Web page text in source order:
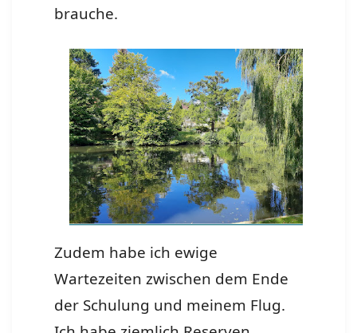
brauche.
Zudem habe ich ewige
Wartezeiten zwischen dem Ende
der Schulung und meinem Flug.